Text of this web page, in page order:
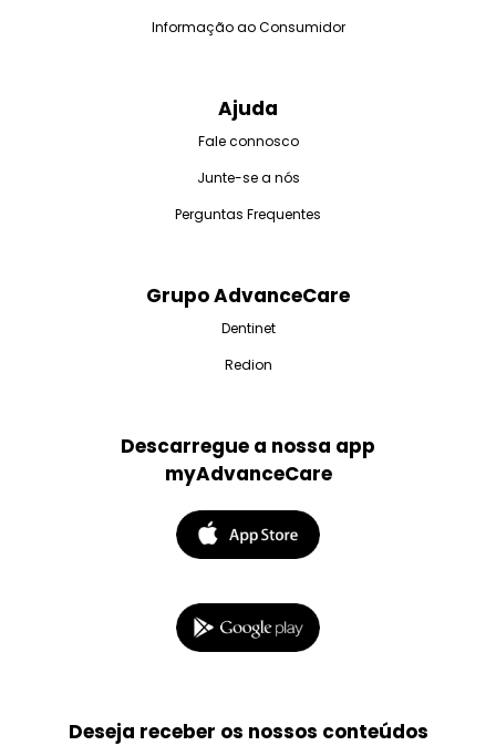
Informação ao Consumidor
Ajuda
Fale connosco
Junte-se a nós
Perguntas Frequentes
Grupo AdvanceCare
Dentinet
Redion
Descarregue a nossa app
myAdvanceCare
Deseja receber os nossos conteúdos